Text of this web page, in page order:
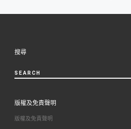
TO
搜尋
SEARCH
版權及免責聲明
版權及免責聲明